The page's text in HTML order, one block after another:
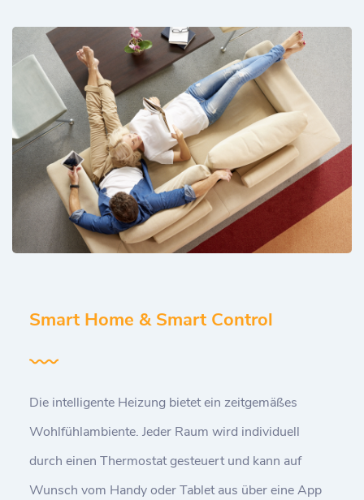
Smart Home & Smart Control
Die intelligente Heizung bietet ein zeitgemäßes
Wohlfühlambiente. Jeder Raum wird individuell
durch einen Thermostat gesteuert und kann auf
Wunsch vom Handy oder Tablet aus über eine App